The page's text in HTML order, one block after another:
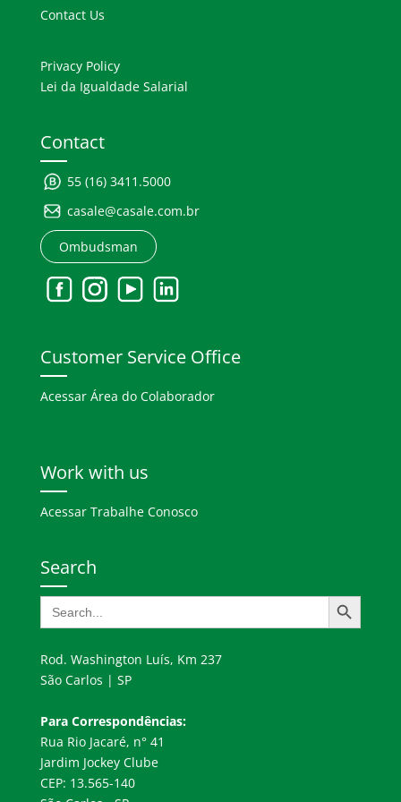
Contact Us
Privacy Policy
Lei da Igualdade Salarial
Contact
55 (16) 3411.5000
casale@casale.com.br
Ombudsman
Customer Service Office
Acessar Área do Colaborador
Work with us
Acessar Trabalhe Conosco
Search
Search
for:
Search Button
Rod. Washington Luís, Km 237
São Carlos | SP
Para Correspondências:
Rua Rio Jacaré, n° 41
Jardim Jockey Clube
CEP: 13.565-140